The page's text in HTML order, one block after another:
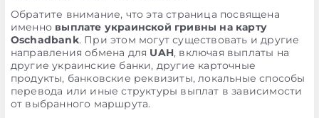
Обратите внимание, что эта страница посвящена
именно выплате украинской гривны на карту
Oschadbank. При этом могут существовать и другие
направления обмена для UAH, включая выплаты на
другие украинские банки, другие карточные
продукты, банковские реквизиты, локальные способы
перевода или иные структуры выплат в зависимости
от выбранного маршрута.